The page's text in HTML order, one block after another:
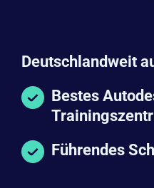
Deutschlandweit
Bestes
Führendes